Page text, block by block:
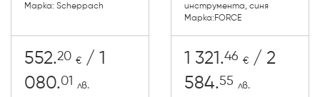
Марка: Scheppach
552.20 € / 1
080.01 лв.
инструмента, синя
Марка:FORCE
1 321.46 € / 2
584.55 лв.